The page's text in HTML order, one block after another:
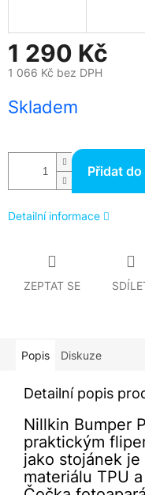
1 290 Kč
1 066 Kč bez DPH
cena:
Skladem
Přidat
Detailní informace
ZEPTAT SE
Popis Diskuze
Detailní popis
Nillkin Bumper
praktickým
jako stojánek
materiálu TPU a